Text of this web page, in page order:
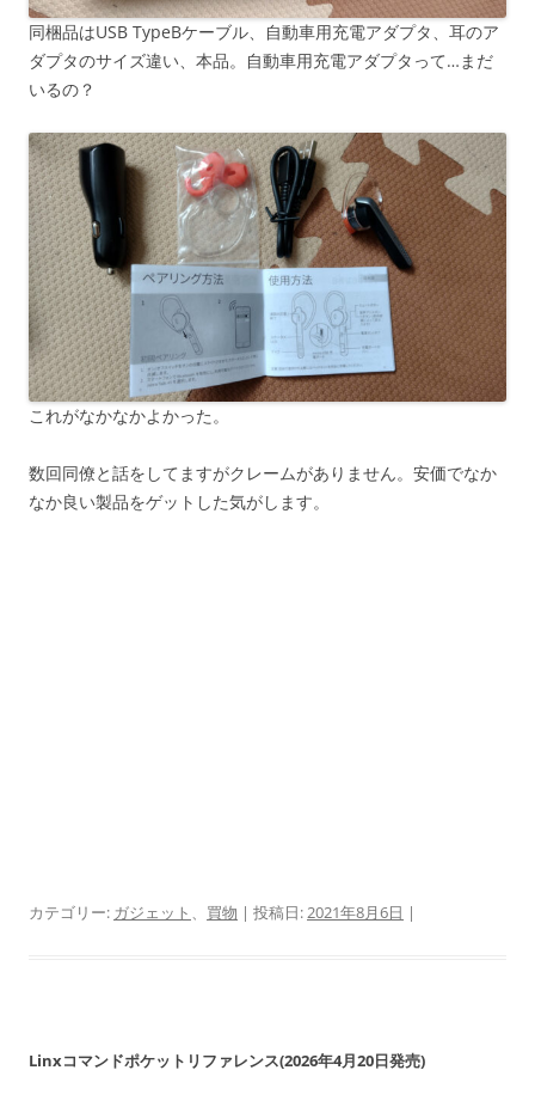
同梱品はUSB TypeBケーブル、自動車用充電アダプタ、耳のア
ダプタのサイズ違い、本品。自動車用充電アダプタって…まだ
いるの？
これがなかなかよかった。
数回同僚と話をしてますがクレームがありません。安価でなか
なか良い製品をゲットした気がします。
カテゴリー: ガジェット 、 買物 | 投稿日:2021年8月6日 |
Linxコマンドポケットリファレンス(2026年4月20日発売)